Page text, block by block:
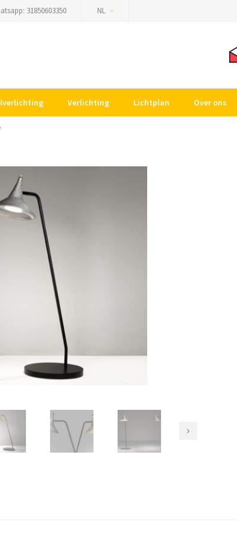
31850603350 NL
Verlichting Lichtplan Over ons